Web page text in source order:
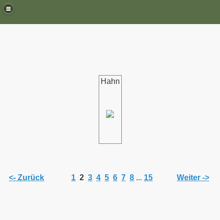
Hahn
<- Zurück 1 2 3 4 5 6 7 8 ... 15 Weiter ->